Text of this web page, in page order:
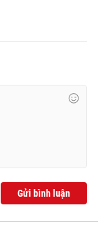
Gửi bình luận